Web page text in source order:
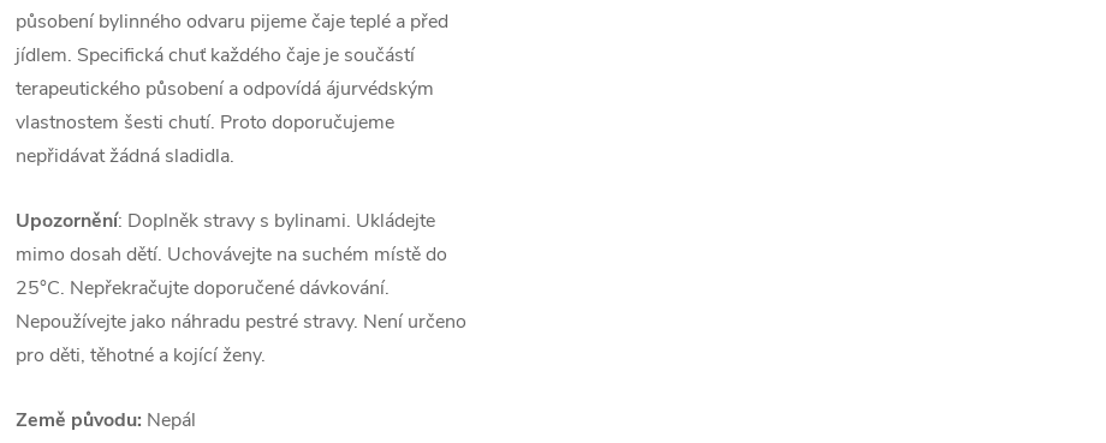
působení bylinného odvaru pijeme čaje teplé a před
jídlem. Specifická chuť každého čaje je součástí
terapeutického působení a odpovídá ájurvédským
vlastnostem šesti chutí. Proto doporučujeme
nepřidávat žádná sladidla.
Upozornění: Doplněk stravy s bylinami. Ukládejte
mimo dosah dětí. Uchovávejte na suchém místě do
25°C. Nepřekračujte doporučené dávkování.
Nepoužívejte jako náhradu pestré stravy. Není určeno
pro děti, těhotné a kojící ženy.
Země původu: Nepál